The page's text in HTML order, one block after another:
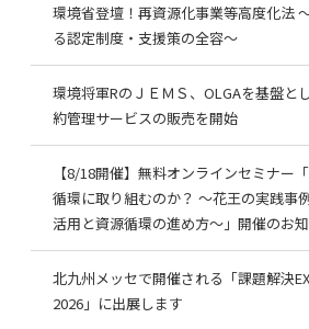
環境省登壇！再資源化事業等高度化法
る認定制度・支援策の全容～
環境将軍RのＪＥＭＳ、OLGAを基盤と
約管理サービスの販売を開始
【8/18開催】無料オンラインセミナー
循環に取り組むのか？ ～花王の実践事
活用と資源循環の進め方～」開催のお
北九州メッセで開催される「課題解決
2026」に出展します